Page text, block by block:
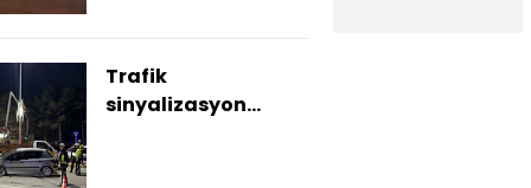
Trafik
sinyalizasyon